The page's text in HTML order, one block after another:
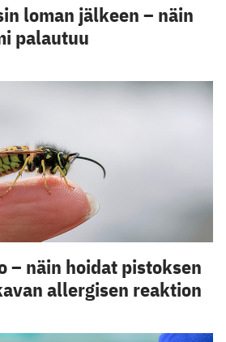
loman jälkeen – näin
palautuu
– näin hoidat pistoksen
allergisen reaktion